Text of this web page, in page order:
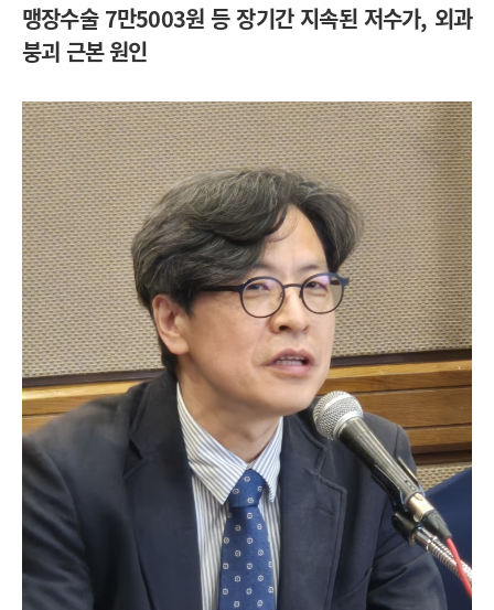
맹장수술 7만5003원 등 장기간 지속된 저수가, 외과
붕괴 근본 원인